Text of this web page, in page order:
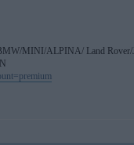
MINI/ALPINA/ Land